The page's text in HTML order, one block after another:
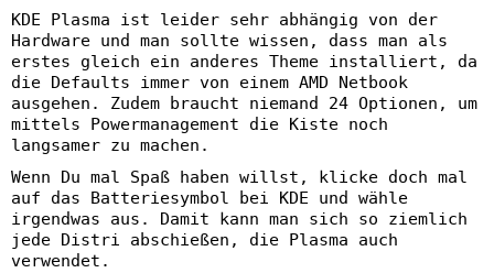
KDE Plasma ist leider sehr abhängig von der
Hardware und man sollte wissen, dass man als
erstes gleich ein anderes Theme installiert, da
die Defaults immer von einem AMD Netbook
ausgehen. Zudem braucht niemand 24 Optionen, um
mittels Powermanagement die Kiste noch
langsamer zu machen.
Wenn Du mal Spaß haben willst, klicke doch mal
auf das Batteriesymbol bei KDE und wähle
irgendwas aus. Damit kann man sich so ziemlich
jede Distri abschießen, die Plasma auch
verwendet.